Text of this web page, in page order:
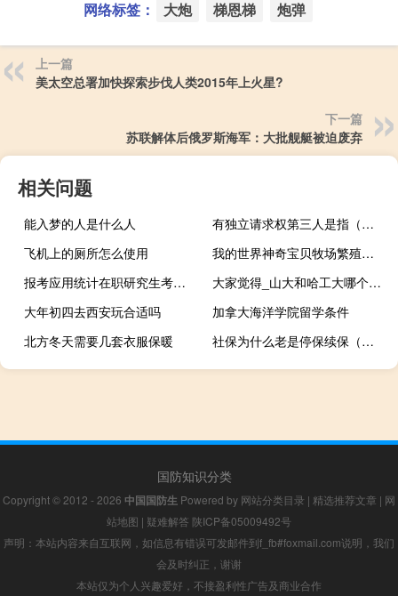
网络标签： 大炮 梯恩梯 炮弹
上一篇
美太空总署加快探索步伐人类2015年上火星?
下一篇
苏联解体后俄罗斯海军：大批舰艇被迫废弃
相关问题
能入梦的人是什么人
有独立请求权第三人是指（什么是有独立请求权的第三人）
飞机上的厕所怎么使用
我的世界神奇宝贝牧场繁殖地形大全（我的世界神奇宝贝牧场繁殖地形）
报考应用统计在职研究生考试科目
大家觉得_山大和哈工大哪个更好
大年初四去西安玩合适吗
加拿大海洋学院留学条件
北方冬天需要几套衣服保暖
社保为什么老是停保续保（社保为什么老是上涨）
国防知识分类
Copyright © 2012 - 2026 中国国防生 Powered by 网站分类目录 | 精选推荐文章 | 网
站地图 | 疑难解答 陕ICP备05009492号
声明：本站内容来自互联网，如信息有错误可发邮件到f_fb#foxmail.com说明，我们
会及时纠正，谢谢
本站仅为个人兴趣爱好，不接盈利性广告及商业合作